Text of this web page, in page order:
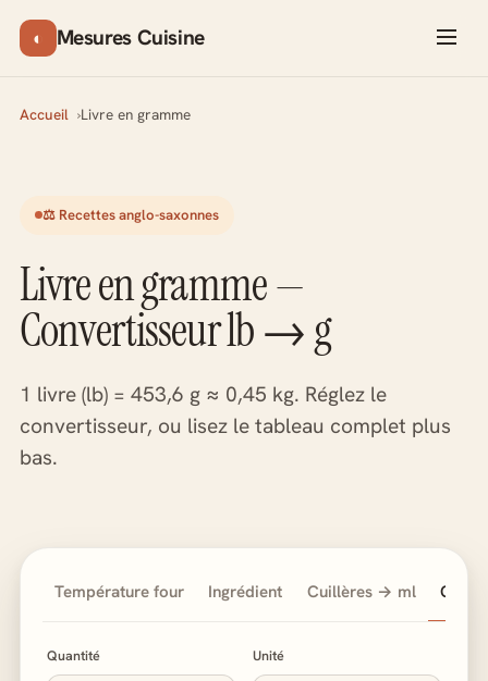
◐ Mesures Cuisine
Accueil Livre en gramme
⚖️ Recettes anglo-saxonnes
Livre en gramme —
Convertisseur lb → g
1 livre (lb) = 453,6 g ≈ 0,45 kg. Réglez le
convertisseur, ou lisez le tableau complet plus
bas.
Température four Ingrédient Cuillères → ml
Quantité Unité